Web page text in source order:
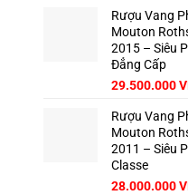
là:
35.000.000
Rượu Vang
Mouton
2015 – Siêu
Đẳng Cấp
29.500.000
Rượu Vang
Mouton
2011 – Siêu
Classe
28.000.000